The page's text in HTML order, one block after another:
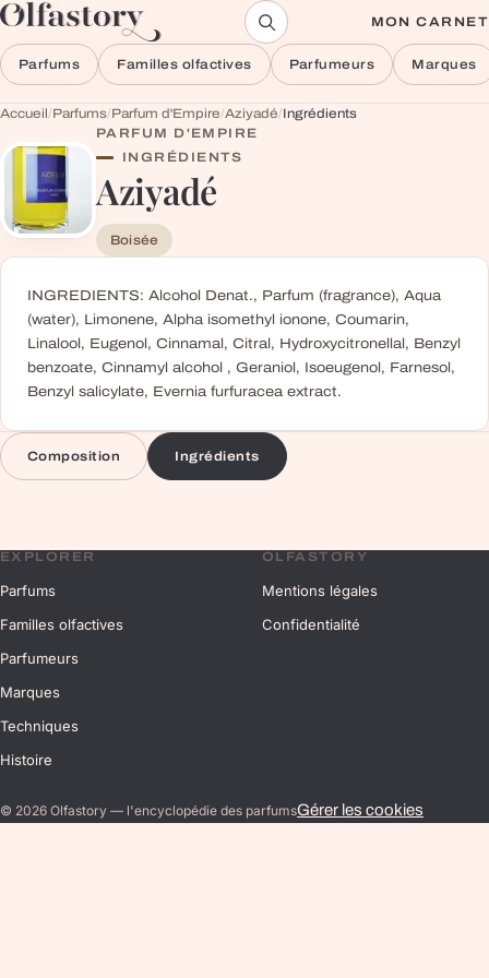
Aller au contenu MON CARNET
Parfums Familles olfactives Parfumeurs Marques
Accueil/Parfums/Parfum d'Empire/Aziyadé/Ingrédients
PARFUM D'EMPIRE
INGRÉDIENTS
Aziyadé
Boisée
INGREDIENTS: Alcohol Denat., Parfum (fragrance), Aqua
(water), Limonene, Alpha isomethyl ionone, Coumarin,
Linalool, Eugenol, Cinnamal, Citral, Hydroxycitronellal, Benzyl
benzoate, Cinnamyl alcohol , Geraniol, Isoeugenol, Farnesol,
Benzyl salicylate, Evernia furfuracea extract.
Composition Ingrédients
EXPLORER
Parfums
Familles olfactives
Parfumeurs
Marques
Techniques
Histoire
OLFASTORY
Mentions légales
Confidentialité
© 2026 Olfastory — l'encyclopédie des parfumsGérer les cookies